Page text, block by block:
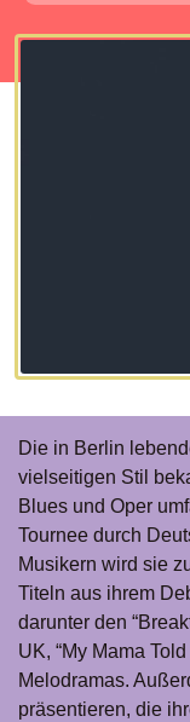
Die in Berlin
vielseitigen Stil
Blues und Oper
Tournee durch
Musikern wird sie
Titeln aus ihrem
darunter den
UK, “My Mama
Melodramas.
präsentieren, die